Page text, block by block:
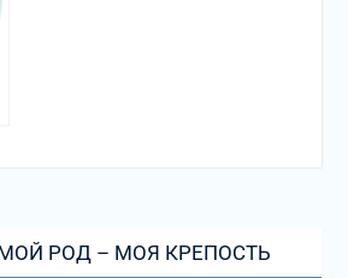
Предыдущая
РОД – МОЯ КРЕПОСТЬ